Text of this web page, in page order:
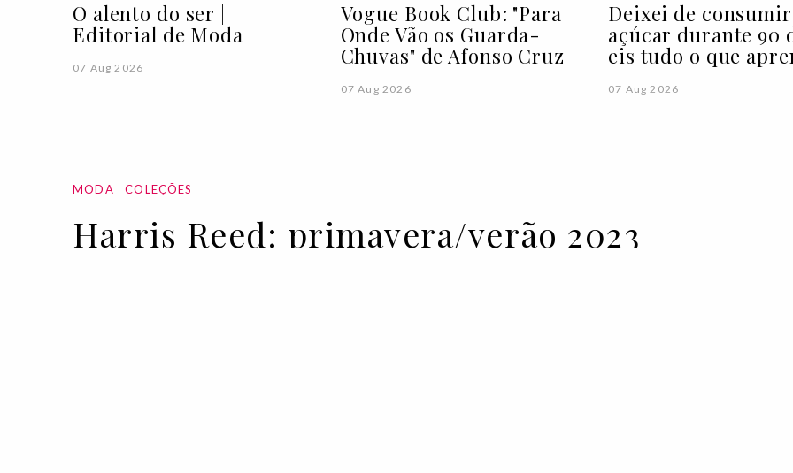
O alento do ser |
Editorial de Moda
07 Aug 2026
Vogue Book Club: "Para
Onde Vão os Guarda-
Chuvas" de Afonso Cruz
07 Aug 2026
Deixei de consumir
açúcar durante 90
eis tudo o que
07 Aug 2026
MODA COLEÇÕES
Harris Reed: primavera/verão 2023